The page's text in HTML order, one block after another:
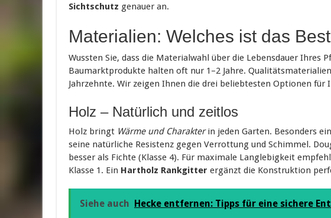
Sichtschutz genauer an.
Materialien: Welches ist das
Wussten Sie, dass die Materialwahl über die Lebensdauer Ihres
Baumarktprodukte halten oft nur 1–2 Jahre.
Jahrzehnte. Wir zeigen Ihnen die drei beliebtesten Optionen für
Holz – Natürlich und zeitlos
Holz bringt Wärme und Charakterin jeden Garten. Besonders ein
seine natürliche Resistenz gegen Verrottung und Schimmel.
besser als Fichte (Klasse 4). Für maximale Langlebigkeit
Klasse 1. Ein Hartholz Rankgitter ergänzt die Konstruktion
Siehe auch Hecke entfernen: Tipps für eine sichere